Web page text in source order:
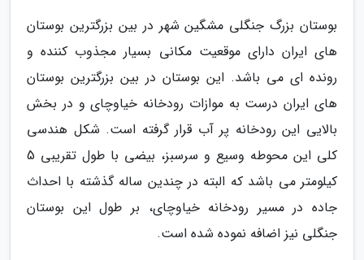
بوستان بزرگ جنگلی مشگین شهر در بین بزرگترین بوستان
های ایران دارای موقعیت مکانی بسیار مجذوب کننده و
رونده ای می باشد. این بوستان در بین بزرگترین بوستان
های ایران درست به موازات رودخانه خیاوچای و در بخش
بالایی این رودخانه پر آب قرار گرفته است. شکل هندسی
کلی این محوطه وسیع و سرسبز، بیضی با طول تقریبی 5
کیلومتر می باشد که البته در چندین ساله گذشته با احداث
جاده در مسیر رودخانه خیاوچای، بر طول این بوستان
جنگلی نیز اضافه نموده شده است.